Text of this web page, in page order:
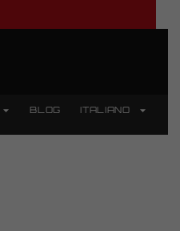
BLOG ITALIANO